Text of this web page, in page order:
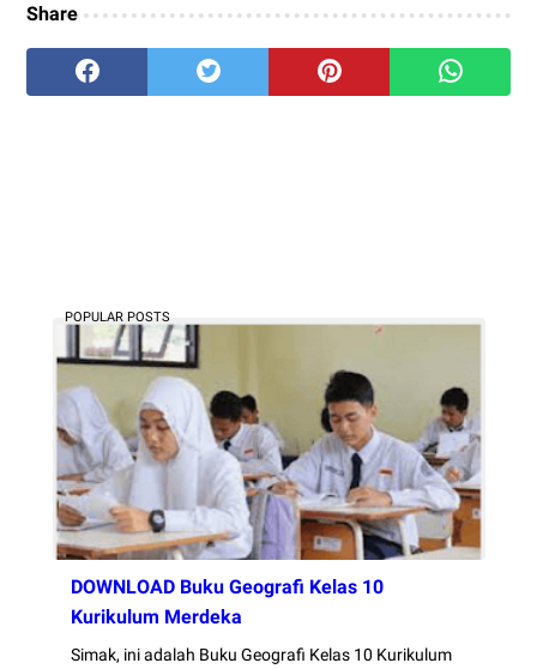
Share
POPULAR POSTS
DOWNLOAD Buku Geografi Kelas 10
Kurikulum Merdeka
Simak, ini adalah Buku Geografi Kelas 10 Kurikulum